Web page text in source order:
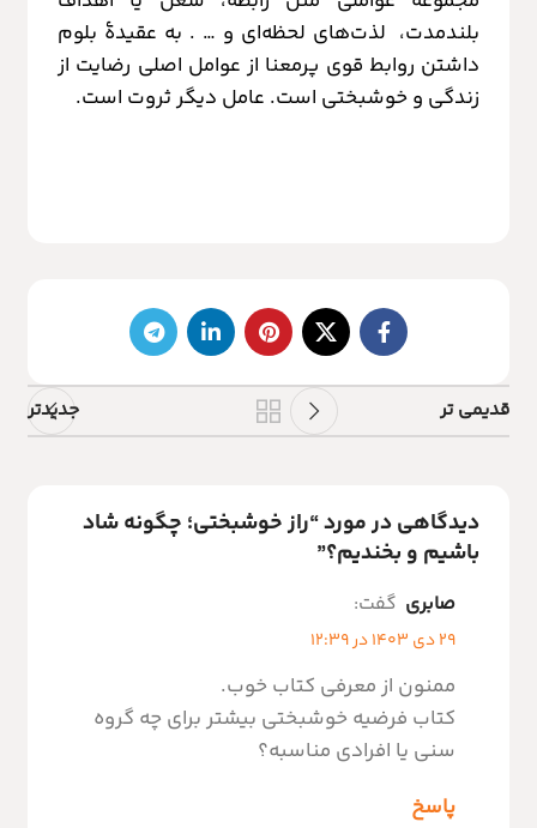
بلندمدت، لذت‌های لحظه‌ای و … . به عقیدۀ بلوم
داشتن روابط قوی پرمعنا از عوامل اصلی رضایت از
زندگی و خوشبختی است. عامل دیگر ثروت است.
جدیدتر قدیمی تر
دیدگاهی در مورد “راز خوشبختی؛ چگونه شاد
باشیم و بخندیم؟”
صابری گفت:
29 دی 1403 در 12:39
ممنون از معرفی کتاب خوب.
کتاب فرضیه خوشبختی بیشتر برای چه گروه
سنی یا افرادی مناسبه؟
پاسخ